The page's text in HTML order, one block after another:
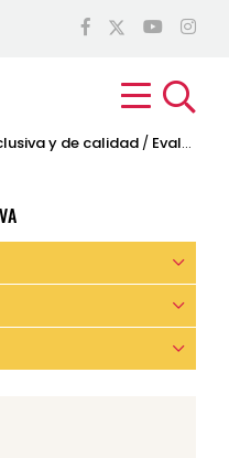
y de calidad / Evaluación para el aprendizaje